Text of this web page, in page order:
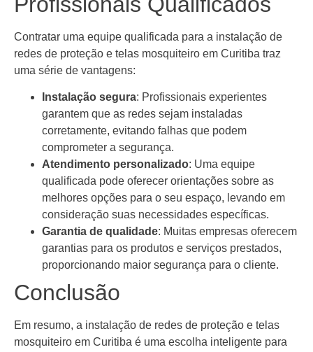
Contratar uma equipe qualificada para a instalação de
redes de proteção e telas mosquiteiro em Curitiba traz
uma série de vantagens:
Instalação segura: Profissionais experientes
garantem que as redes sejam instaladas
corretamente, evitando falhas que podem
comprometer a segurança.
Atendimento personalizado: Uma equipe
qualificada pode oferecer orientações sobre as
melhores opções para o seu espaço, levando em
consideração suas necessidades específicas.
Garantia de qualidade: Muitas empresas oferecem
garantias para os produtos e serviços prestados,
proporcionando maior segurança para o cliente.
Conclusão
Em resumo, a instalação de redes de proteção e telas
mosquiteiro em Curitiba é uma escolha inteligente para